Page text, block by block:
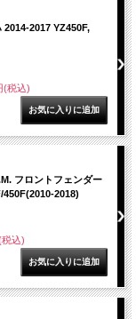
2014-2017 YZ450F,
(税込)
フロントフェンダー
450F(2010-2018)
込)